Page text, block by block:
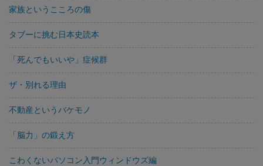
家族というこころの傷
タブーに挑む日本史読本
「死んでもいいや」症候群
ザ・別れる理由
不動産というバケモノ
「脳力」の鍛え方
こわくないパソコン入門ウィンドウズ編